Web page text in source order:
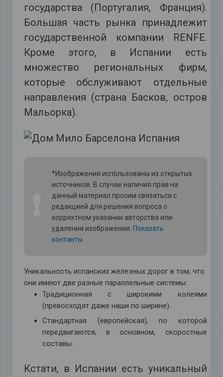
государства (Португалия, Франция).
Большая часть рынка принадлежит
государственной компании RENFE.
Кроме этого, в Испании есть
множество региональных фирм,
которые обслуживают отдельные
направления (страна Басков, остров
Мальорка).
*Изображения использованы из открытых
источников. В случае наличия прав на
данный материал просим связаться с
редакцией для решения вопроса о
корректном указании авторства или
удаления изображения. Показать
контакты
Уникальность испанских железных дорог в том, что
они имеют две разные параллельные системы:
Традиционная с широкими колеями
(превосходят даже наши по ширине).
Стандартная (европейская), по которой
передвигаются, в основном, скоростные
составы.
Кстати, в Испании есть уникальный